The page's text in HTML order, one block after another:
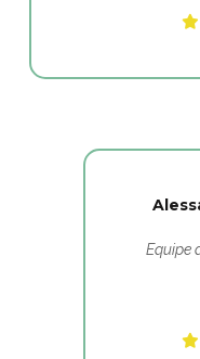
Equipe